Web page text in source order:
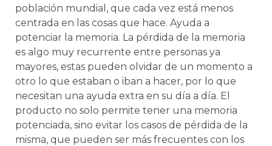
población mundial, que cada vez está menos
centrada en las cosas que hace. Ayuda a
potenciar la memoria. La pérdida de la memoria
es algo muy recurrente entre personas ya
mayores, estas pueden olvidar de un momento a
otro lo que estaban o iban a hacer, por lo que
necesitan una ayuda extra en su día a día. El
producto no solo permite tener una memoria
potenciada, sino evitar los casos de pérdida de la
misma, que pueden ser más frecuentes con los